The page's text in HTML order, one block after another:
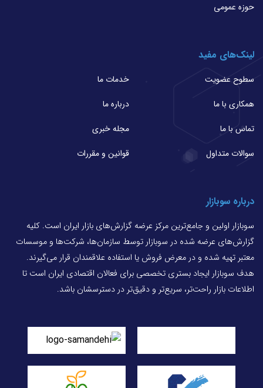
حوزه عمومی
لینک‌های مفید
سطوح عضویت
خدمات ما
همکاری با ما
درباره ما
تماس با ما
مجله خبری
سوالات متداول
قوانین و مقررات
درباره سوبازار
سوبازار اولین و جامع‌ترین مرکز عرضه گزارش‌های بازار ایران است. کلیه
گزارش‌های عرضه شده در سوبازار توسط سازمان‌ها، شرکت‌ها و موسسات
معتبر تهیه شده و در معرض فروش یا استفاده علاقمندان قرار می‌گیرند.
هدف سوبازار ایجاد بستری تخصصی برای فعالان اقتصادی ایران است تا
اطلاعات بازار راحت‌تر، سریع‌تر و دقیق‌تر در دسترسشان باشد.